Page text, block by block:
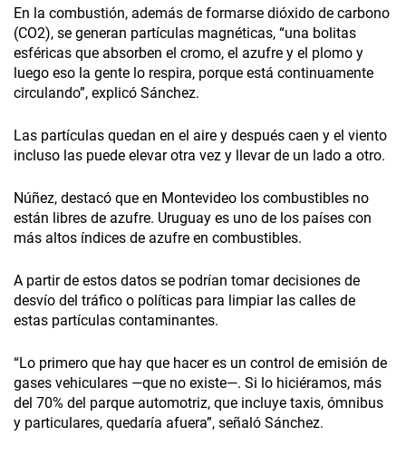
En la combustión, además de formarse dióxido de carbono
(CO2), se generan partículas magnéticas, “una bolitas
esféricas que absorben el cromo, el azufre y el plomo y
luego eso la gente lo respira, porque está continuamente
circulando”, explicó Sánchez.
Las partículas quedan en el aire y después caen y el viento
incluso las puede elevar otra vez y llevar de un lado a otro.
Núñez, destacó que en Montevideo los combustibles no
están libres de azufre. Uruguay es uno de los países con
más altos índices de azufre en combustibles.
A partir de estos datos se podrían tomar decisiones de
desvío del tráfico o políticas para limpiar las calles de
estas partículas contaminantes.
“Lo primero que hay que hacer es un control de emisión de
gases vehiculares —que no existe—. Si lo hiciéramos, más
del 70% del parque automotriz, que incluye taxis, ómnibus
y particulares, quedaría afuera”, señaló Sánchez.